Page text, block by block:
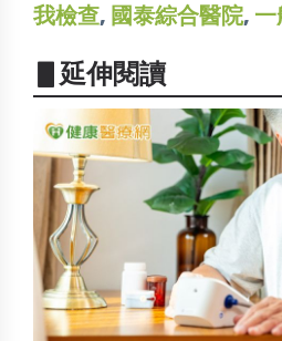
我檢查, 國泰綜合醫院,
▋延伸閱讀